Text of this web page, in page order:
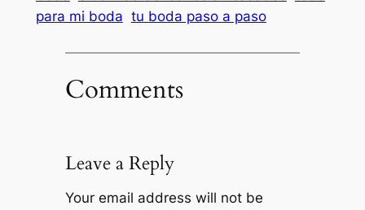
para mi boda tu boda paso a paso
Comments
Leave a Reply
Your email address will not be